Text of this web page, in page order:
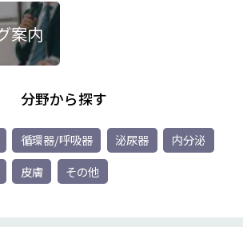
案内
分野から探す
循環器/呼吸器 泌尿器
内分泌
皮膚 その他